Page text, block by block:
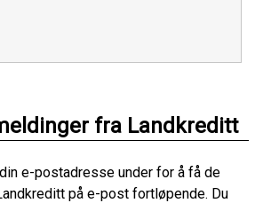
fra Landkreditt
e-postadresse under for å få de
på e-post fortløpende. Du